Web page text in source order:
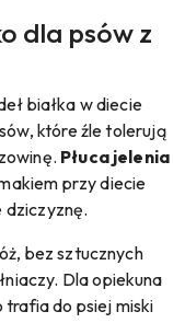
dla psów z
białka w diecie
które źle tolerują
Płuca jelenia
przy diecie
dziczyznę.
bez sztucznych
Dla opiekuna
trafia do psiej miski